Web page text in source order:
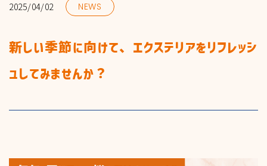
施工までの流れ
2025/04/02 NEWS
新しい季節に向けて、エクステリアをリフレッシ
ュしてみませんか？